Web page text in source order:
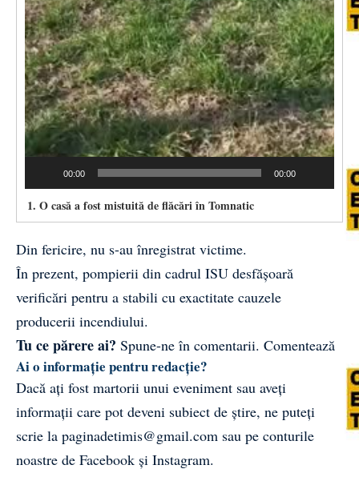
00:00 00:00
1. O casă a fost mistuită de flăcări în Tomnatic
Din fericire, nu s-au înregistrat victime.
În prezent, pompierii din cadrul ISU desfășoară
verificări pentru a stabili cu exactitate cauzele
producerii incendiului.
Tu ce părere ai? Spune-ne în comentarii. Comentează
Ai o informație pentru redacție?
Dacă ați fost martorii unui eveniment sau aveți
informații care pot deveni subiect de știre, ne puteți
scrie la paginadetimis@gmail.com sau pe conturile
noastre de Facebook și Instagram.